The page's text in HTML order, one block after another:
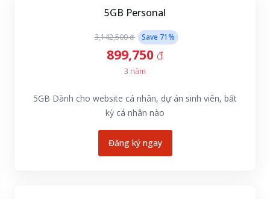
5GB Personal
3,142,500 đ Save 71%
899,750 đ
3 năm
5GB Dành cho website cá nhân, dự án sinh viên, bất
kỳ cá nhân nào
Đăng ký ngay